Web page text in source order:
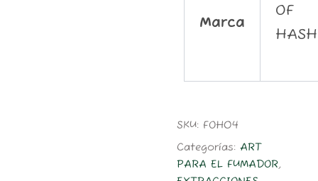
Marca
OF
HASH
SKU: FOH04
Categorías:ART
PARA EL FUMADOR,